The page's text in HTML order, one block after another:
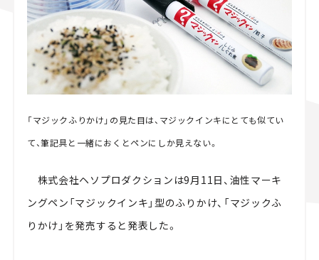
「マジックふりかけ」の見た目は、マジックインキにとても似てい
て、筆記具と一緒におくとペンにしか見えない。
株式会社ヘソプロダクションは9月11日、油性マーキ
ングペン「マジックインキ」型のふりかけ、「マジックふ
りかけ」を発売すると発表した。